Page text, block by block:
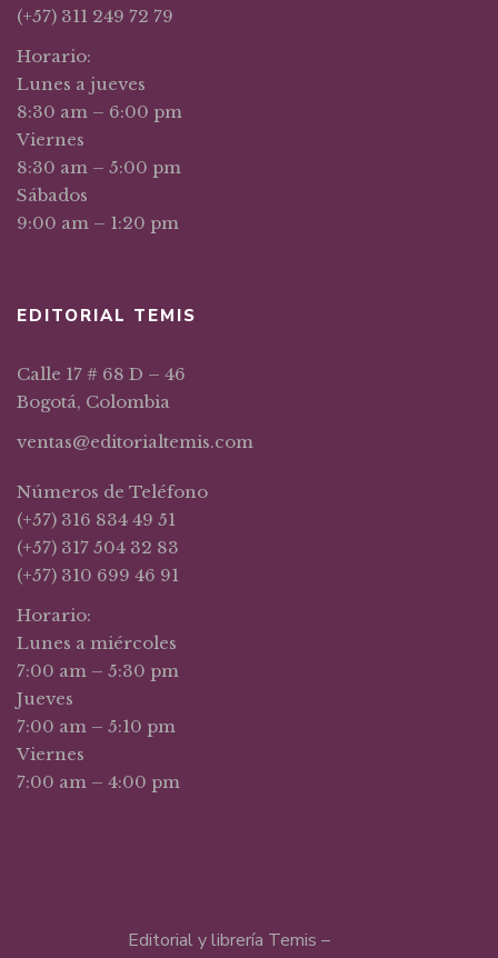
(+57) 311 249 72 79
Horario:
Lunes a jueves
8:30 am – 6:00 pm
Viernes
8:30 am – 5:00 pm
Sábados
9:00 am – 1:20 pm
EDITORIAL TEMIS
Calle 17 # 68 D – 46
Bogotá, Colombia
ventas@editorialtemis.com
Números de Teléfono
(+57) 316 834 49 51
(+57) 317 504 32 83
(+57) 310 699 46 91
Horario:
Lunes a miércoles
7:00 am – 5:30 pm
Jueves
7:00 am – 5:10 pm
Viernes
7:00 am – 4:00 pm
Editorial y librería Temis –